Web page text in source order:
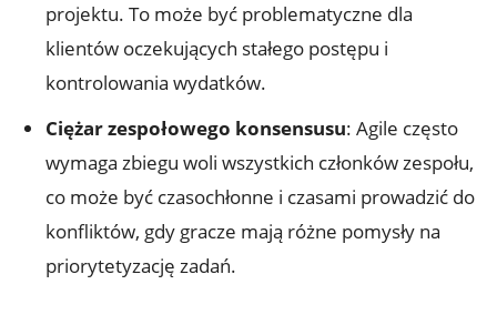
projektu. To może być problematyczne dla
klientów oczekujących stałego postępu i
kontrolowania wydatków.
Ciężar zespołowego konsensusu: Agile często
wymaga zbiegu woli wszystkich członków zespołu,
co może być czasochłonne i czasami prowadzić do
konfliktów, gdy gracze mają różne pomysły na
priorytetyzację zadań.